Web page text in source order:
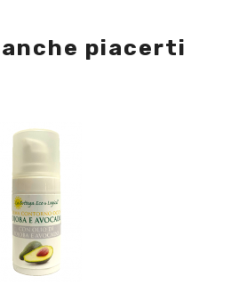
piacerti